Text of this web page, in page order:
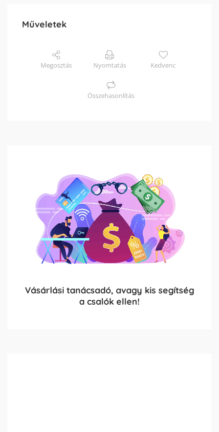
Műveletek
Megosztás Nyomtatás Kedvenc
Összehasonlítás
Vásárlási tanácsadó, avagy kis segítség
a csalók ellen!